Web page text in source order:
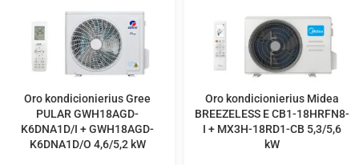
Oro kondicionierius Gree
PULAR GWH18AGD-
K6DNA1D/I + GWH18AGD-
K6DNA1D/O 4,6/5,2 kW
Oro kondicionierius Midea
BREEZELESS E CB1-18HRFN8-
I + MX3H-18RD1-CB 5,3/5,6
kW